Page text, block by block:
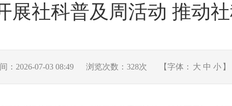
展社科普及周活动 推动
：2026-07-03 08:49 浏览次数： 328次 【字体： 大 中 小 】